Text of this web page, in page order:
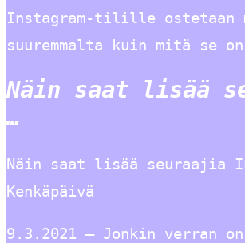
Instagram-tilille ostetaan
suuremmalta kuin mitä se
Näin saat lisää
…
Näin saat lisää seuraajia
Kenkäpäivä
9.3.2021 — Jonkin verran